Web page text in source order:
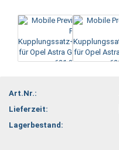
Art.Nr.:
Lieferzeit:
Lagerbestand: